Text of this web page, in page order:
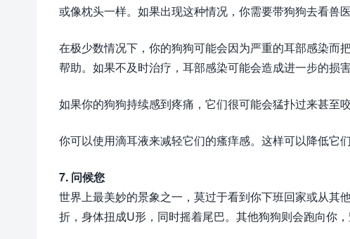
或像枕头一样。如果出现这种情况，你需要带狗狗去看兽医
在极少数情况下，你的狗狗可能会因为严重的耳部感染而
帮助。如果不及时治疗，耳部感染可能会造成进一步的损害
如果你的狗狗持续感到疼痛，它们很可能会猛扑过来甚至
你可以使用滴耳液来减轻它们的瘙痒感。这样可以降低它
7. 问候您
世界上最美妙的景象之一，莫过于看到你下班回家或从其
折，身体扭成U形，同时摇着尾巴。其他狗狗则会跑向你，